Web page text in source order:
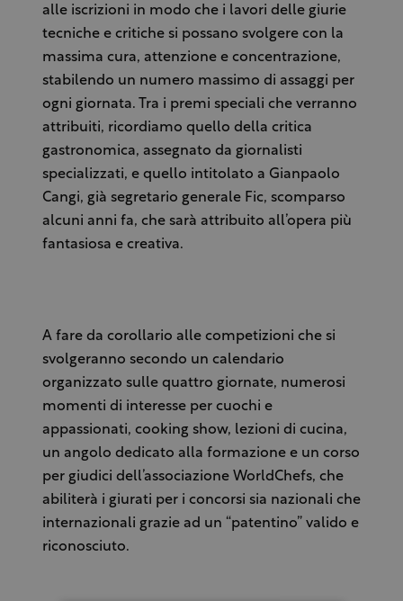
alle iscrizioni in modo che i lavori delle giurie
tecniche e critiche si possano svolgere con la
massima cura, attenzione e concentrazione,
stabilendo un numero massimo di assaggi per
ogni giornata. Tra i premi speciali che verranno
attribuiti, ricordiamo quello della critica
gastronomica, assegnato da giornalisti
specializzati, e quello intitolato a Gianpaolo
Cangi, già segretario generale Fic, scomparso
alcuni anni fa, che sarà attribuito all’opera più
fantasiosa e creativa.
A fare da corollario alle competizioni che si
svolgeranno secondo un calendario
organizzato sulle quattro giornate, numerosi
momenti di interesse per cuochi e
appassionati, cooking show, lezioni di cucina,
un angolo dedicato alla formazione e un corso
per giudici dell’associazione WorldChefs, che
abiliterà i giurati per i concorsi sia nazionali che
internazionali grazie ad un “patentino” valido e
riconosciuto.